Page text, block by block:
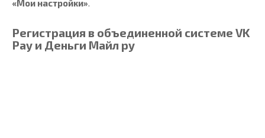
«Мои настройки».
Регистрация в объединенной системе VK
Pay и Деньги Майл ру